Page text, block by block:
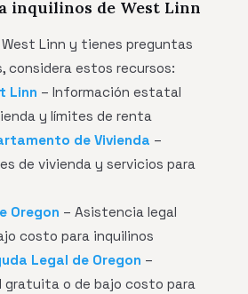
inquilinos de West Linn
Linn y tienes preguntas
considera estos recursos:
Linn – Información estatal
y límites de renta
de Vivienda –
de vivienda y servicios para
Oregon – Asistencia legal
costo para inquilinos
Legal de Oregon –
gratuita o de bajo costo para